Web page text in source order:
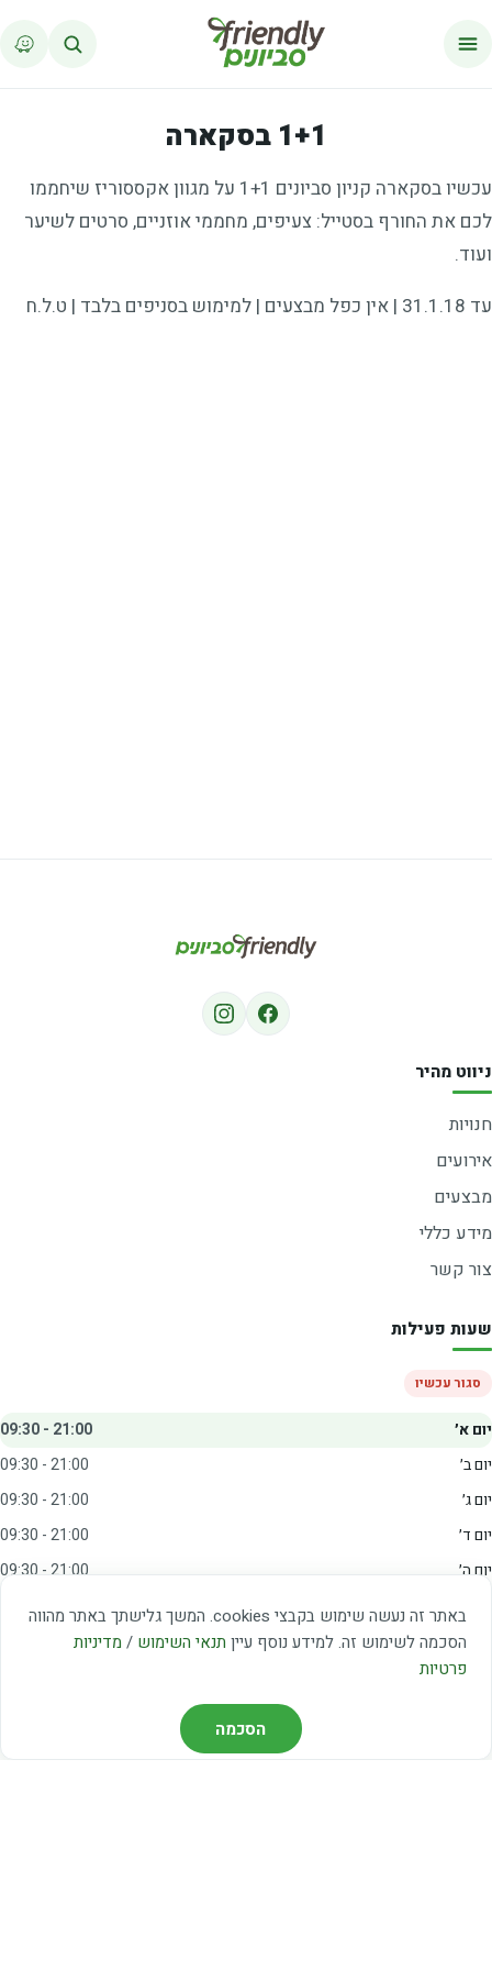
באתר זה נעשה שימוש בקבצי cookies. המשך גלישתך באתר מהווה
הסכמה לשימוש זה. למידע נוסף עיין תנאי השימוש / מדיניות
פרטיות
הסכמה
1+1 בסקארה
עכשיו בסקארה קניון סביונים 1+1 על מגוון אקססוריז שיחממו
לכם את החורף בסטייל: צעיפים, מחממי אוזניים, סרטים לשיער
ועוד.
עד 31.1.18 | אין כפל מבצעים | למימוש בסניפים בלבד | ט.ל.ח
ניווט מהיר
חנויות
אירועים
מבצעים
מידע כללי
צור קשר
שעות פעילות
סגור עכשיו
יום א׳
09:30 - 21:00
יום ב׳
09:30 - 21:00
יום ג׳
09:30 - 21:00
יום ד׳
09:30 - 21:00
יום ה׳
09:30 - 21:00
09:00 - 15:00
שבת
20:00 - 23:00